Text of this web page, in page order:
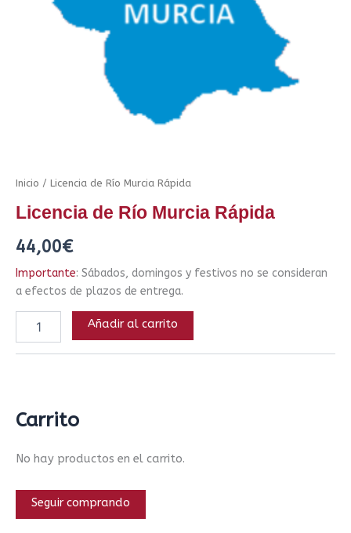
Inicio / Licencia de Río Murcia Rápida
Licencia de Río Murcia Rápida
44,00€
Importante: Sábados, domingos y festivos no se consideran
a efectos de plazos de entrega.
Añadir al carrito
Carrito
No hay productos en el carrito.
Seguir comprando